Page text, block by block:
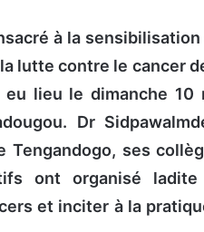
à la
lutte contre le cancer
lieu le dimanche 10
Dr
Tengandogo, ses
ont organisé
et inciter à la